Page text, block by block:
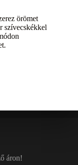
örömet
szívecskékkel
áron!